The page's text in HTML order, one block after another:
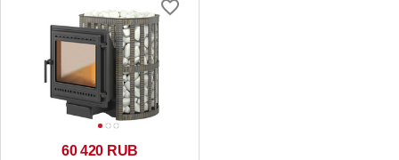
60 420 RUB